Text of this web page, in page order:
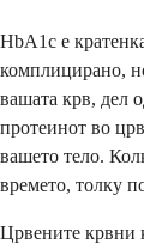
HbA1c е
комплицирано,
вашата крв, дел
протеинот во
вашето тело.
времето, толку
Црвените крвни